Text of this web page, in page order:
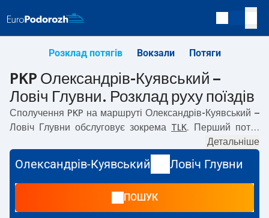
Розклад потягів Вокзали Потяги
PKP Олександрів-Куявський –
Ловіч Глувни. Розклад руху поїздів
Сполучення PKP на маршруті Олександрів-Куявський –
Ловіч Глувни обслуговує зокрема TLK. Перший потяг
з вокзалу PKP Олександрів-Куявський.
Останній потяг до Ловіч Глувни вирушає о 19:41. На
маршрутіОлександрів-Куявський –Ловіч Глувни
курсують також інші потяги:— пропонують нижчу ціну
квитка і зазвичай довший час подорожі. Потяг завершує
маршрут на станції Ловіч Глувни.
Детальніше
Олександрів-Куявський Ловіч Глувни
ПОШУК